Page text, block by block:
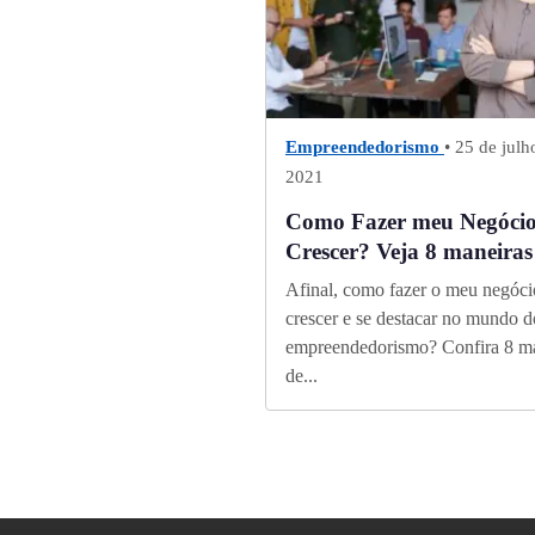
Empreendedorismo • 25 de
2021
Como Fazer meu Negócio
Crescer? Veja 8 maneiras
Afinal, como fazer o meu
crescer e se destacar no mundo
empreendedorismo? Confira 8
de...